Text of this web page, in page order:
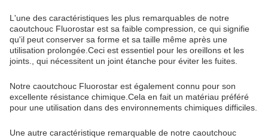
L'une des caractéristiques les plus remarquables de notre
caoutchouc Fluorostar est sa faible compression, ce qui signifie
qu'il peut conserver sa forme et sa taille même après une
utilisation prolongée.Ceci est essentiel pour les oreillons et les
joints., qui nécessitent un joint étanche pour éviter les fuites.
Notre caoutchouc Fluorostar est également connu pour son
excellente résistance chimique.Cela en fait un matériau préféré
pour une utilisation dans des environnements chimiques difficiles.
Une autre caractéristique remarquable de notre caoutchouc